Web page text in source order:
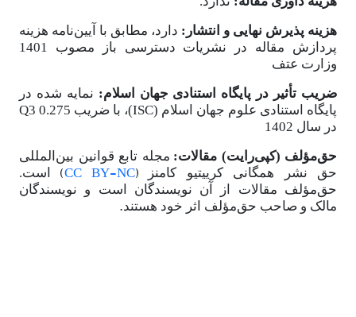
هزینه پذیرش نهایی و انتشار: دارد، مطابق با آیین‌نامه هزینه
پردازش مقاله در نشریات دسترسی باز مصوب 1401
وزارت عتف
ضریب تأثیر در پایگاه استنادی جهان اسلام: نمایه شده در
پایگاه استنادی علوم جهان اسلام (ISC)، با ضریب 0.275 Q3
در سال 1402
حقمؤلف (کپیرایت) مقالات: مجله تابع قوانین بین المللی
حق نشر همگانی کرییتیو کامنز
(CC BY-NC)
است.
حقمؤلف مقالات از آن نویسندگان است و نویسندگان
مالک و صاحب حقمؤلف اثر خود هستند.